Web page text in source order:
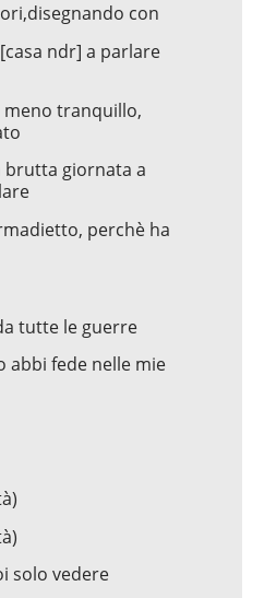
con
ndr] a parlare
tranquillo,
brutta giornata a
perchè ha
tutte le guerre
fede nelle mie
solo vedere